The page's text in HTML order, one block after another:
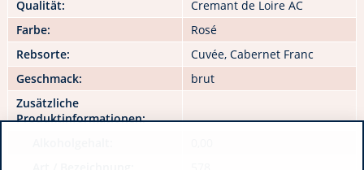
Qualität:
Cremant de Loire AC
Farbe:
Rosé
Rebsorte:
Cuvée, Cabernet Franc
Geschmack:
brut
Zusätzliche
Produktinformationen: